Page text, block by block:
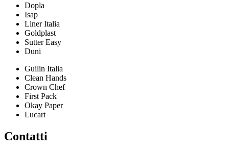
Dopla
Isap
Liner Italia
Goldplast
Sutter Easy
Duni
Guilin Italia
Clean Hands
Crown Chef
First Pack
Okay Paper
Lucart
Contatti